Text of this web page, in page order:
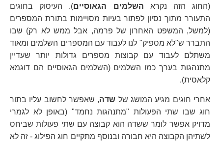
(החוג הזה נקרא השלמים הגאוסיים). העיסוק בחוגים
התעורר מתוך נסיון לפתור בעיות מסויימות בתורת המספרים
(למשל, המשפט האחרון של פרמה, אבל ממש לא רק) שבו
התברר ש"לא מספיק" לנו לעבוד עם המספרים השלמים ומאוד
משתלם לעבוד עם קבוצות מספרים גדולות יותר שעדיין
מתנהגות בערך כמו השלמים (השלמים הגאוסיים הם דוגמא
קלאסית).
אחרי חוגים מגיע המושג של שדה, שאפשר לחשוב עליו בתור
חוג שבו שתי הפעולות "מתנהגות נחמד" (באופן לא לגמרי
מדויק אפשר לומר ששדה הוא קבוצה עם שתי פעולות שביחס
לשתיהן הקבוצה היא חבורה ובנוסף מתקיים חוג הפילוג - זה לא